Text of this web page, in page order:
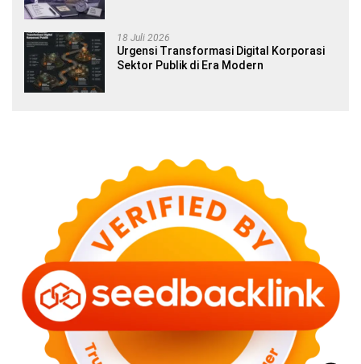
18 Juli 2026
Urgensi Transformasi Digital Korporasi
Sektor Publik di Era Modern